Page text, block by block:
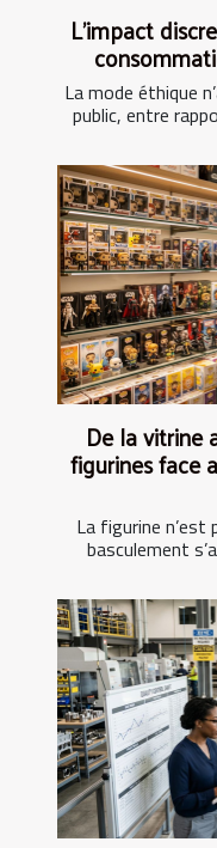
L’impact
La mode éthique
public, entre
De la vitrine
figurines face
La figurine n’est
basculement